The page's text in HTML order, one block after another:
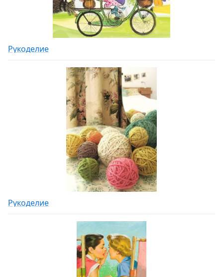
Рукоделие
Рукоделие